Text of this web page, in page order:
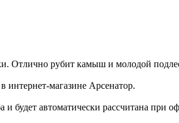
Отлично рубит камыш и молодой
интернет-магазине Арсенатор.
будет автоматически рассчитана при